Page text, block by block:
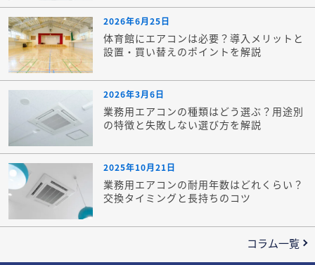
2026年6月25日
体育館にエアコンは必要？導入メリットと
設置・買い替えのポイントを解説
2026年3月6日
業務用エアコンの種類はどう選ぶ？用途別
の特徴と失敗しない選び方を解説
2025年10月21日
業務用エアコンの耐用年数はどれくらい？
交換タイミングと長持ちのコツ
コラム一覧